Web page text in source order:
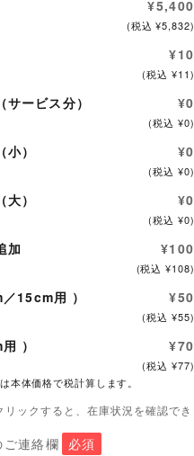
¥5,400
(税込 ¥5,832)
¥10
(税込 ¥11)
サービス分） ¥0
(税込 ¥0)
小） ¥0
(税込 ¥0)
大） ¥0
(税込 ¥0)
加 ¥100
(税込 ¥108)
15cm用 ） ¥50
(税込 ¥55)
） ¥70
(税込 ¥77)
本体価格で税計算します。
ックすると、在庫状況を確認でき
連絡欄 必須